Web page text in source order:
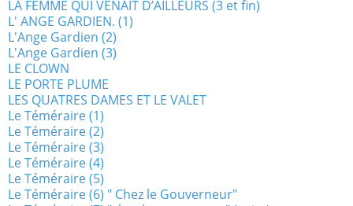
LA FEMME QUI VENAIT D’AILLEURS (3 et fin)
L' ANGE GARDIEN. (1)
L'Ange Gardien (2)
L'Ange Gardien (3)
LE CLOWN
LE PORTE PLUME
LES QUATRES DAMES ET LE VALET
Le Téméraire (1)
Le Téméraire (2)
Le Téméraire (3)
Le Téméraire (4)
Le Téméraire (5)
Le Téméraire (6) " Chez le Gouverneur"